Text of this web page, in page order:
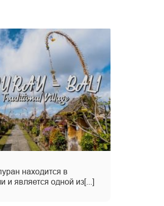
находится в
и является одной из[...]